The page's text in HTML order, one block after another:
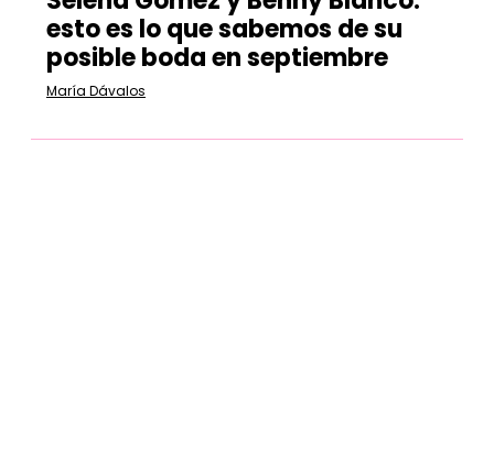
esto es lo que sabemos de su
posible boda en septiembre
María Dávalos